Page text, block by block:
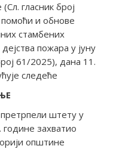
гласник број
и обнове
стамбених
пожара у јуну
61/2025), дана 11.
следеће
претрпели штету у
године захватио
општине